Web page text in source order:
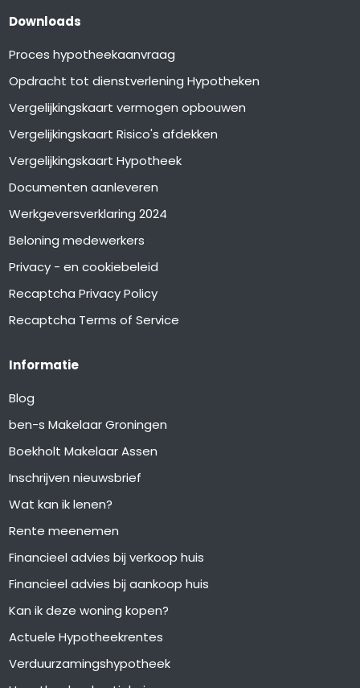
Downloads
Proces hypotheekaanvraag
Opdracht tot dienstverlening Hypotheken
Vergelijkingskaart vermogen opbouwen
Vergelijkingskaart Risico's afdekken
Vergelijkingskaart Hypotheek
Documenten aanleveren
Werkgeversverklaring 2024
Beloning medewerkers
Privacy - en cookiebeleid
Recaptcha Privacy Policy
Recaptcha Terms of Service
Informatie
Blog
ben-s Makelaar Groningen
Boekholt Makelaar Assen
Inschrijven nieuwsbrief
Wat kan ik lenen?
Rente meenemen
Financieel advies bij verkoop huis
Financieel advies bij aankoop huis
Kan ik deze woning kopen?
Actuele Hypotheekrentes
Verduurzamingshypotheek